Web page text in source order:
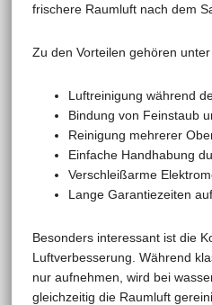
frischere Raumluft nach dem
Zu den Vorteilen gehören
Luftreinigung während
Bindung von Feinstaub
Reinigung mehrerer
Einfache Handhabung
Verschleißarme
Lange Garantiezeiten
Besonders interessant ist die
Luftverbesserung. Während
nur aufnehmen, wird bei
gleichzeitig die Raumluft